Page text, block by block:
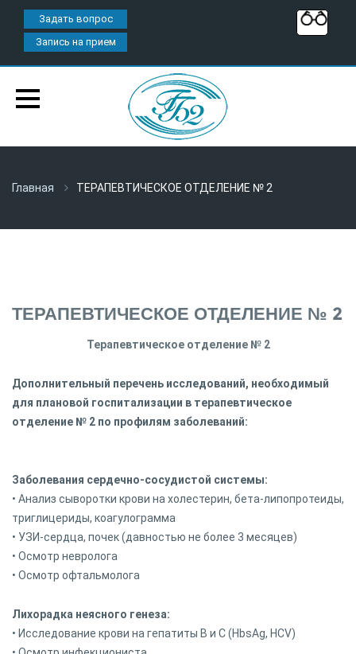
Задать вопрос
Запись на прием
Главная ТЕРАПЕВТИЧЕСКОЕ ОТДЕЛЕНИЕ № 2
ТЕРАПЕВТИЧЕСКОЕ ОТДЕЛЕНИЕ № 2
Терапевтическое отделение № 2
Дополнительный перечень исследований, необходимый
для плановой госпитализации в терапевтическое
отделение № 2 по профилям заболеваний:
Заболевания сердечно-сосудистой системы:
• Анализ сыворотки крови на холестерин, бета-липопротеиды,
триглицериды, коагулограмма
• УЗИ-сердца, почек (давностью не более 3 месяцев)
• Осмотр невролога
• Осмотр офтальмолога
Лихорадка неясного генеза:
• Исследование крови на гепатиты В и С (HbsAg, HCV)